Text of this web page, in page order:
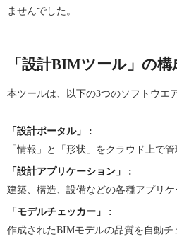
ませんでした。
「設計BIMツール」の
本ツールは、以下の3つのソフトウエ
「設計ポータル」
:
「情報」と「形状」をクラウド上で管
「設計アプリケーション」
:
建築、構造、設備などの各種アプリケ
「モデルチェッカー」
:
作成されたBIMモデルの品質を自動チ